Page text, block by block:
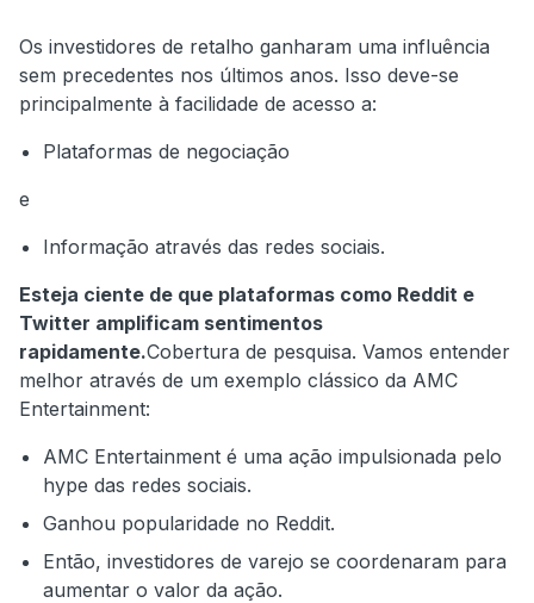
Os investidores de retalho ganharam uma influência
sem precedentes nos últimos anos. Isso deve-se
principalmente à facilidade de acesso a:
Plataformas de negociação
e
Informação através das redes sociais.
Esteja ciente de que plataformas como Reddit e
Twitter amplificam sentimentos
rapidamente.Cobertura de pesquisa. Vamos entender
melhor através de um exemplo clássico da AMC
Entertainment:
AMC Entertainment é uma ação impulsionada pelo
hype das redes sociais.
Ganhou popularidade no Reddit.
Então, investidores de varejo se coordenaram para
aumentar o valor da ação.